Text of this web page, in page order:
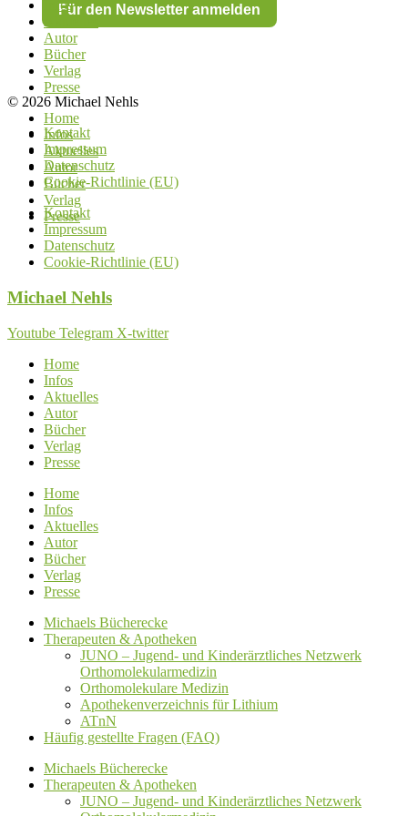
Infos
Aktuelles
Autor
Bücher
Verlag
Presse
Home
Infos
Aktuelles
Autor
Bücher
Verlag
Presse
Für den Newsletter anmelden
© 2026 Michael Nehls
Kontakt
Impressum
Datenschutz
Cookie-Richtlinie (EU)
Kontakt
Impressum
Datenschutz
Cookie-Richtlinie (EU)
Michael Nehls
Youtube Telegram X-twitter
Home
Infos
Aktuelles
Autor
Bücher
Verlag
Presse
Home
Infos
Aktuelles
Autor
Bücher
Verlag
Presse
Michaels Bücherecke
Therapeuten & Apotheken
JUNO – Jugend- und Kinderärztliches Netzwerk
Orthomolekularmedizin
Orthomolekulare Medizin
Apothekenverzeichnis für Lithium
ATnN
Häufig gestellte Fragen (FAQ)
Michaels Bücherecke
Therapeuten & Apotheken
JUNO – Jugend- und Kinderärztliches Netzwerk